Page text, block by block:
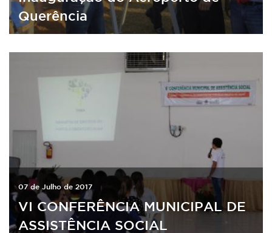
Querência
07 de Julho de 2017
VI CONFERÊNCIA MUNICIPAL DE
ASSISTÊNCIA SOCIAL